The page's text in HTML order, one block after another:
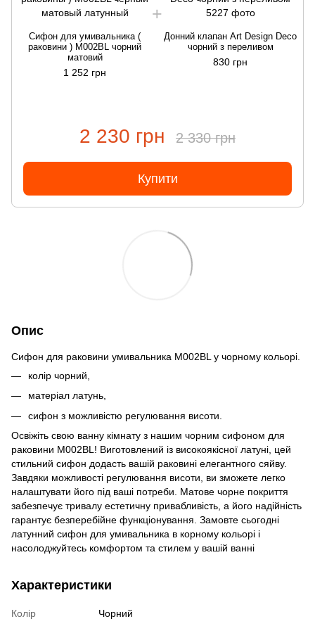
Сифон для умивальника (
раковини ) M002BL чорний
матовий
1 252 грн
Донний клапан Art Design Deco
чорний з переливом
830 грн
2 230 грн 2 330 грн
Купити
Опис
Сифон для раковини умивальника M002BL у чорному кольорі.
колір чорний,
матеріал латунь,
сифон з можливістю регулювання висоти.
Освіжіть свою ванну кімнату з нашим чорним сифоном для
раковини M002BL! Виготовлений із високоякісної латуні, цей
стильний сифон додасть вашій раковині елегантного сяйву.
Завдяки можливості регулювання висоти, ви зможете легко
налаштувати його під ваші потреби. Матове чорне покриття
забезпечує тривалу естетичну привабливість, а його надійність
гарантує безперебійне функціонування. Замовте сьогодні
латунний сифон для умивальника в корному кольорі і
насолоджуйтесь комфортом та стилем у вашій ванні
Характеристики
Колір
Чорний